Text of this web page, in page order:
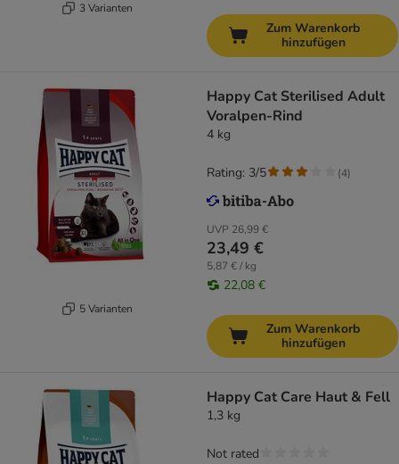
3 Varianten
Zum Warenkorb
hinzufügen
5 Varianten
Happy Cat Sterilised Adult
Voralpen-Rind
4 kg
UVP 26,99 €
23,49 €
5,87 € / kg
22,08 €
Rating: 3/5 (4)
Zum Warenkorb
hinzufügen
Happy Cat Care Haut & Fell
1,3 kg
Not rated